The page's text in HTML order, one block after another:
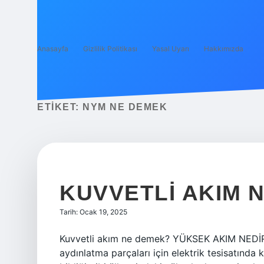
Anasayfa Gizlilik Politikası Yasal Uyarı Hakkımızda
ETIKET: NYM NE DEMEK
KUVVETLI AKIM
Tarih: Ocak 19, 2025
Kuvvetli akım ne demek? YÜKSEK AKIM
aydınlatma parçaları için elektrik tesisatında